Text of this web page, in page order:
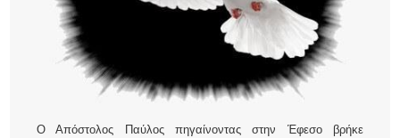
Ο Απόστολος Παύλος πηγαίνοντας στην Έφεσο βρήκε